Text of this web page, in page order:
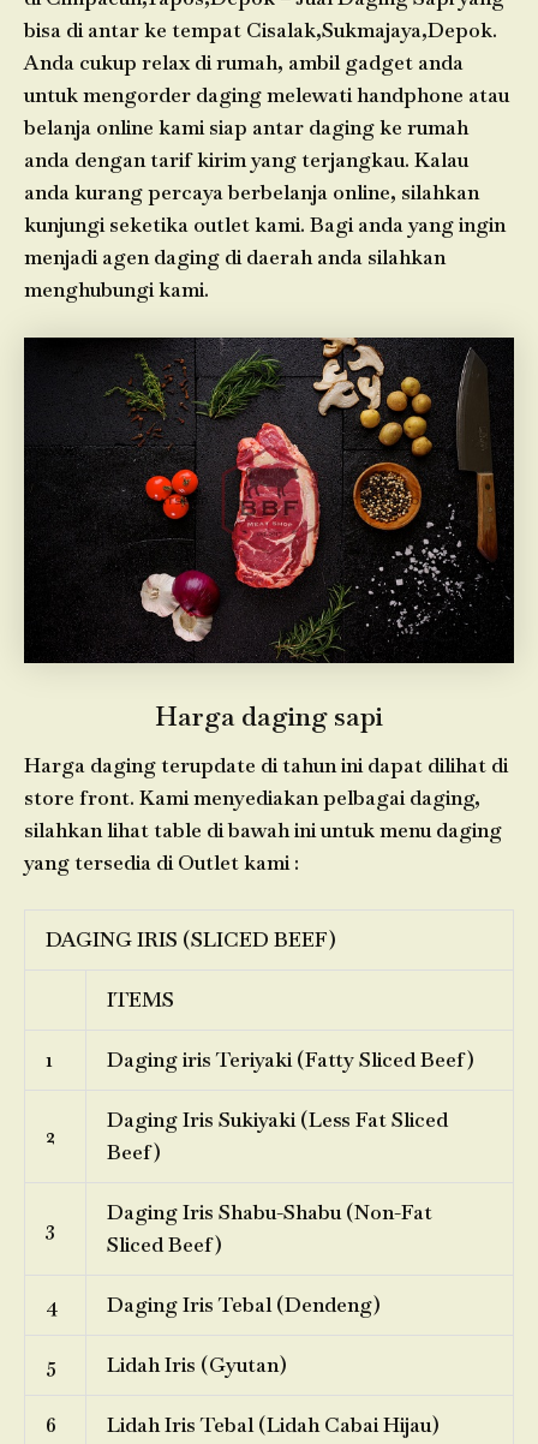
bisa di antar ke tempat Cisalak,Sukmajaya,Depok.
Anda cukup relax di rumah, ambil gadget anda
untuk mengorder daging melewati handphone atau
belanja online kami siap antar daging ke rumah
anda dengan tarif kirim yang terjangkau. Kalau
anda kurang percaya berbelanja online, silahkan
kunjungi seketika outlet kami. Bagi anda yang ingin
menjadi agen daging di daerah anda silahkan
menghubungi kami.
Harga daging sapi
Harga daging terupdate di tahun ini dapat dilihat di
store front. Kami menyediakan pelbagai daging,
silahkan lihat table di bawah ini untuk menu daging
yang tersedia di Outlet kami :
DAGING IRIS (SLICED BEEF)
ITEMS
1 Daging iris Teriyaki (Fatty Sliced Beef)
2
Daging Iris Sukiyaki (Less Fat Sliced
Beef)
3
Daging Iris Shabu-Shabu (Non-Fat
Sliced Beef)
4 Daging Iris Tebal (Dendeng)
5 Lidah Iris (Gyutan)
6 Lidah Iris Tebal (Lidah Cabai Hijau)